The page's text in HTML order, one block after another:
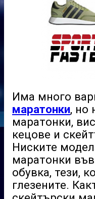
Има много
маратонки, но
маратонки,
кецове и
Ниските
маратонки
обувка, тези,
глезените.